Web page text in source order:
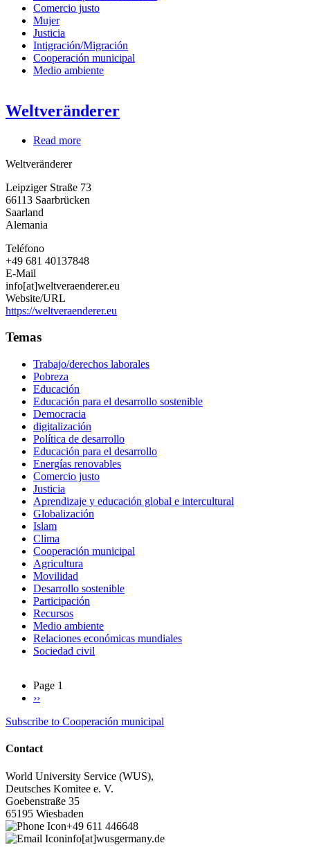
Comercio justo
Mujer
Justicia
Intigración/Migración
Cooperación municipal
Medio ambiente
Weltveränderer
Read more
Weltveränderer
Leipziger Straße 73
66113 Saarbrücken
Saarland
Alemania
Teléfono
+49 681 40137848
E-Mail
info[at]weltveraenderer.eu
Website/URL
https://weltveraenderer.eu
Temas
Trabajo/derechos laborales
Pobreza
Educación
Educación para el desarrollo sostenible
Democracia
digitalización
Política de desarrollo
Educación para el desarrollo
Energías renovables
Comercio justo
Justicia
Aprendizaje y educación global e intercultural
Globalización
Islam
Clima
Cooperación municipal
Agricultura
Movilidad
Desarrollo sostenible
Participación
Recursos
Medio ambiente
Relaciones económicas mundiales
Sociedad civil
Pagination
Page 1
Next
››
Subscribe to Cooperación municipal
Contact
World University Service (WUS),
Deutsches Komitee e. V.
Goebenstraße 35
65195 Wiesbaden
+49 611 446648
info[at]wusgermany.de